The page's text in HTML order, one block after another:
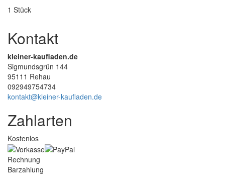
1 Stück
Kontakt
kleiner-kaufladen.de
Sigmundsgrün 144
95111 Rehau
092949754734
kontakt@kleiner-kaufladen.de
Zahlarten
Kostenlos
Rechnung
Barzahlung